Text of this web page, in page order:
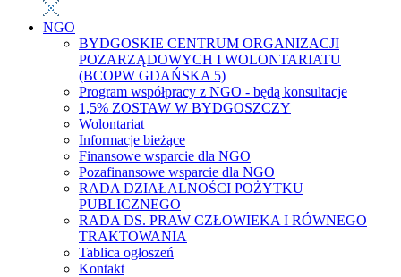
NGO
BYDGOSKIE CENTRUM ORGANIZACJI
POZARZĄDOWYCH I WOLONTARIATU
(BCOPW GDAŃSKA 5)
Program współpracy z NGO - będą konsultacje
1,5% ZOSTAW W BYDGOSZCZY
Wolontariat
Informacje bieżące
Finansowe wsparcie dla NGO
Pozafinansowe wsparcie dla NGO
RADA DZIAŁALNOŚCI POŻYTKU
PUBLICZNEGO
RADA DS. PRAW CZŁOWIEKA I RÓWNEGO
TRAKTOWANIA
Tablica ogłoszeń
Kontakt